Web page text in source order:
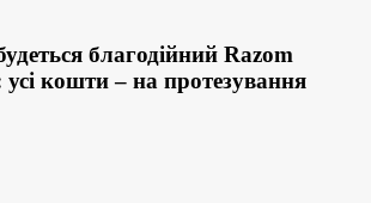
благодійний Razom
кошти – на протезування